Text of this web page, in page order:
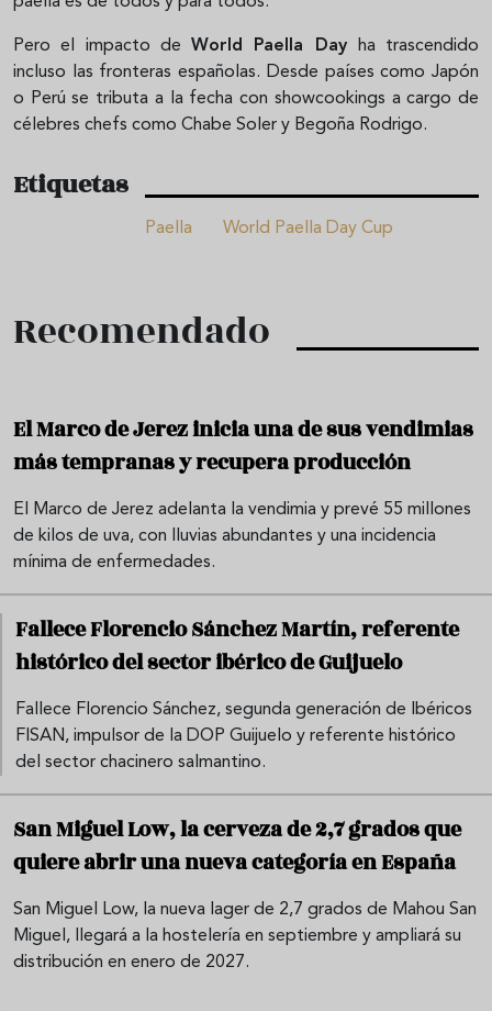
Pero el impacto de World Paella Day
ha trascendido
incluso las fronteras españolas. Desde países como Japón
o Perú se tributa a la fecha con showcookings a cargo de
célebres chefs como Chabe Soler y Begoña Rodrigo.
Etiquetas
Paella World Paella Day Cup
Recomendado
El Marco de Jerez inicia una de sus vendimias
más tempranas y recupera producción
El Marco de Jerez adelanta la vendimia y prevé 55 millones
de kilos de uva, con lluvias abundantes y una incidencia
mínima de enfermedades.
Fallece Florencio Sánchez Martín, referente
histórico del sector ibérico de Guijuelo
Fallece Florencio Sánchez, segunda generación de Ibéricos
FISAN, impulsor de la DOP Guijuelo y referente histórico
del sector chacinero salmantino.
San Miguel Low, la cerveza de 2,7 grados que
quiere abrir una nueva categoría en España
San Miguel Low, la nueva lager de 2,7 grados de Mahou San
Miguel, llegará a la hostelería en septiembre y ampliará su
distribución en enero de 2027.